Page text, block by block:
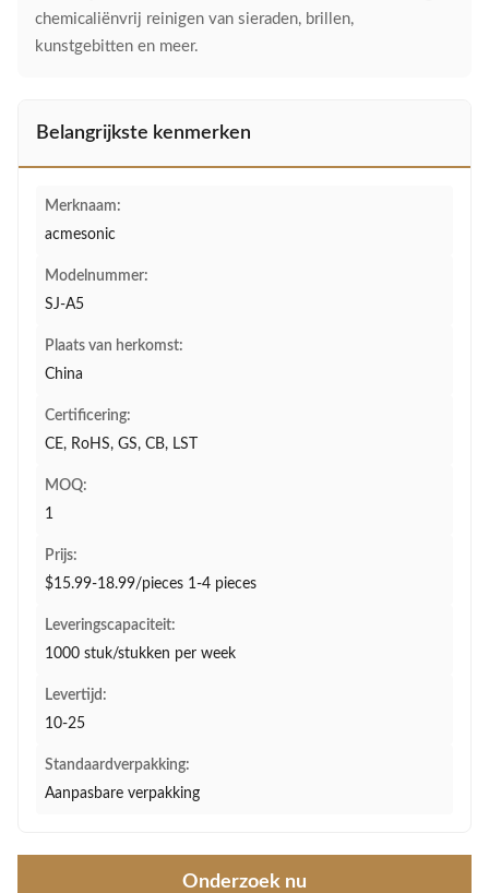
chemicaliënvrij reinigen van sieraden, brillen,
kunstgebitten en meer.
Belangrijkste kenmerken
Merknaam:
acmesonic
Modelnummer:
SJ-A5
Plaats van herkomst:
China
Certificering:
CE, RoHS, GS, CB, LST
MOQ:
1
Prijs:
$15.99-18.99/pieces 1-4 pieces
Leveringscapaciteit:
1000 stuk/stukken per week
Levertijd:
10-25
Standaardverpakking:
Aanpasbare verpakking
Onderzoek nu